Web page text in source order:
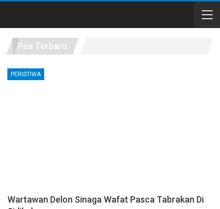
Pos Terbaru
PERISTIWA
Wartawan Delon Sinaga Wafat Pasca Tabrakan Di